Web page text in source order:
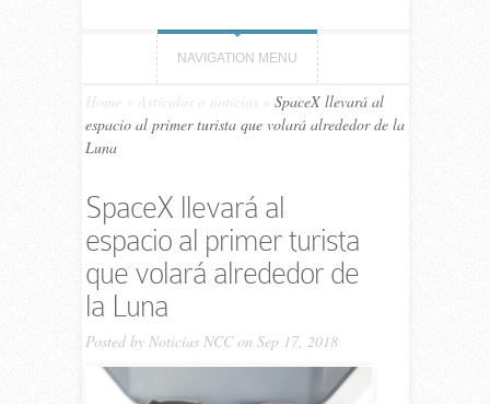
NAVIGATION MENU
Home Artículos o noticias
SpaceX llevará al
espacio al primer turista que volará alrededor de la
Luna
SpaceX llevará al
espacio al primer turista
que volará alrededor de
la Luna
Posted by Noticias NCCon Sep 17, 2018